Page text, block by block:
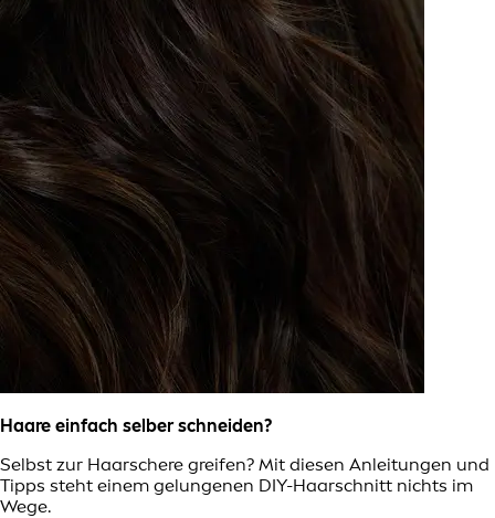
Haare einfach selber schneiden?
Selbst zur Haarschere greifen? Mit diesen Anleitungen und
Tipps steht einem gelungenen DIY-Haarschnitt nichts im
Wege.